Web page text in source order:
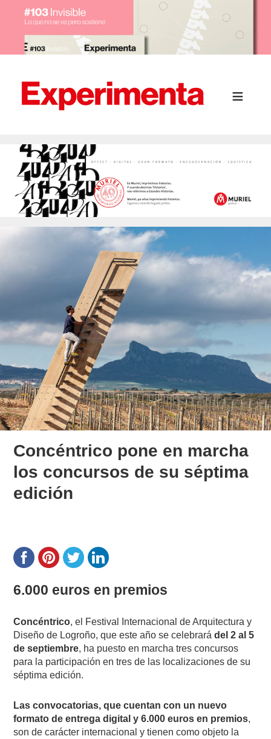
Concéntrico pone en marcha
los concursos de su séptima
edición
6.000 euros en premios
Concéntrico, el Festival Internacional de Arquitectura y
Diseño de Logroño, que este año se celebrarádel 2 al 5
de septiembre, ha puesto en marcha tres concursos
para la participación en tres de las localizaciones de su
séptima edición.
Las convocatorias, que cuentan con un nuevo
formato de entrega digital y 6.000 euros en premios,
son de carácter internacional y tienen como objeto la